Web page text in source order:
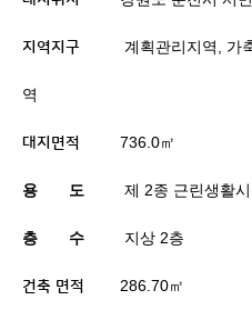
지역지구 계획관리지역 가
역
대지면적 736.0㎡
용 도 제 2종 근린생활시
층 수 지상2층
건축 면적 286.70㎡